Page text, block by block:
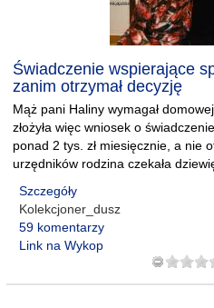
Świadczenie wspierające
zanim otrzymał decyzję
Mąż pani Haliny wymagał
złożyła więc wniosek o
ponad 2 tys. zł miesięcznie, a nie
urzędników rodzina czekała
Szczegóły
Kolekcjoner_dusz
59 komentarzy
Link na Wykop